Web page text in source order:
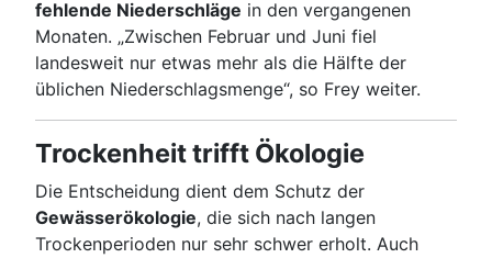
fehlende Niederschläge in den vergangenen
Monaten. „Zwischen Februar und Juni fiel
landesweit nur etwas mehr als die Hälfte der
üblichen Niederschlagsmenge“, so Frey weiter.
Trockenheit trifft Ökologie
Die Entscheidung dient dem Schutz der
Gewässerökologie, die sich nach langen
Trockenperioden nur sehr schwer erholt. Auch